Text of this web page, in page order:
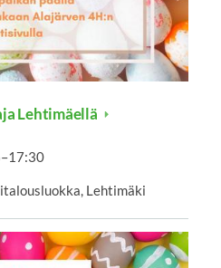
Lehtimäellä
–17:30
Lehtimäki